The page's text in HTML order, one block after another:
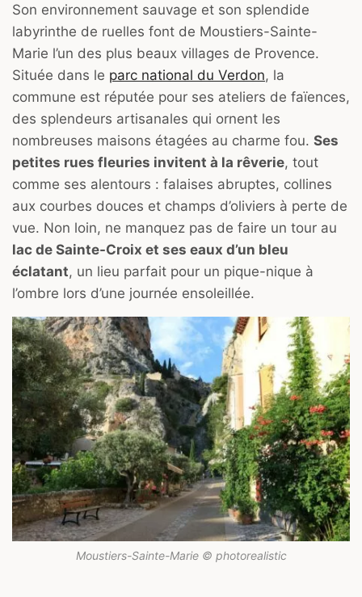
Son environnement sauvage et son splendide
labyrinthe de ruelles font de Moustiers-Sainte-
Marie l’un des plus beaux villages de Provence.
Située dans le parc national du Verdon, la
commune est réputée pour ses ateliers de faïences,
des splendeurs artisanales qui ornent les
nombreuses maisons étagées au charme fou. Ses
petites rues fleuries invitent à la rêverie, tout
comme ses alentours : falaises abruptes, collines
aux courbes douces et champs d’oliviers à perte de
vue. Non loin, ne manquez pas de faire un tour au
lac de Sainte-Croix et ses eaux d’un bleu
éclatant, un lieu parfait pour un pique-nique à
l’ombre lors d’une journée ensoleillée.
Moustiers-Sainte-Marie © photorealistic